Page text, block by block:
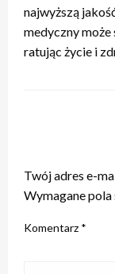
najwyższą
medyczny może
ratując życie i
Twój adres e-
Wymagane pola
Komentarz *